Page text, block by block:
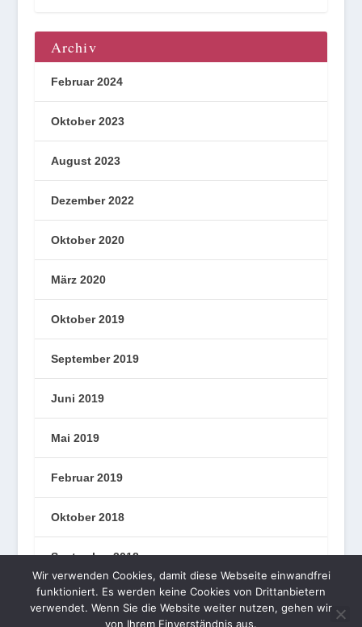
Archiv
Februar 2024
Oktober 2023
August 2023
Dezember 2022
Oktober 2020
März 2020
Oktober 2019
September 2019
Juni 2019
Mai 2019
Februar 2019
Oktober 2018
September 2018
Wir verwenden Cookies, damit diese Webseite einwandfrei
funktioniert. Es werden keine Cookies von Drittanbietern
verwendet. Wenn Sie die Website weiter nutzen, gehen wir
von Ihrem Einverständnis aus.